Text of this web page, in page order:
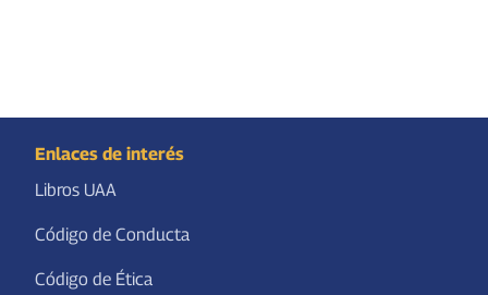
Enlaces de interés
Libros UAA
Código de Conducta
Código de Ética